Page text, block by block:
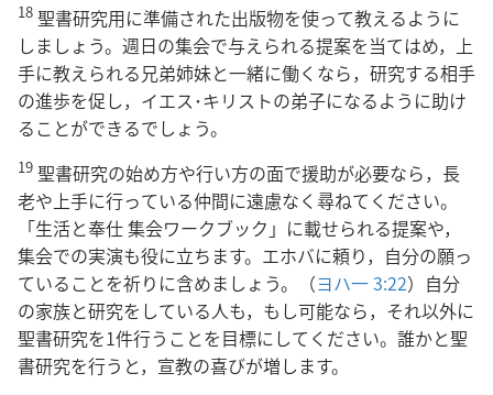
18 聖書研究用に準備された出版物を使って教えるように
しましょう。週日の集会で与えられる提案を当てはめ，上
手に教えられる兄弟姉妹と一緒に働くなら，研究する相手
の進歩を促し，イエス･キリストの弟子になるように助け
ることができるでしょう。
19 聖書研究の始め方や行い方の面で援助が必要なら，長
老や上手に行っている仲間に遠慮なく尋ねてください。
「生活と奉仕 集会ワークブック」に載せられる提案や，
集会での実演も役に立ちます。エホバに頼り，自分の願っ
ていることを祈りに含めましょう。（ヨハ一 3:22）自分
の家族と研究をしている人も，もし可能なら，それ以外に
聖書研究を1件行うことを目標にしてください。誰かと聖
書研究を行うと，宣教の喜びが増します。